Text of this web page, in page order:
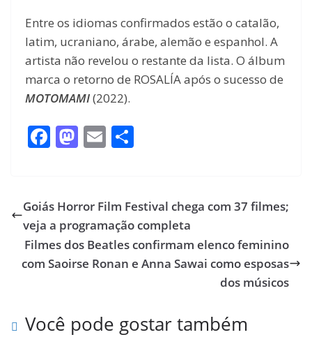
Entre os idiomas confirmados estão o catalão,
latim, ucraniano, árabe, alemão e espanhol. A
artista não revelou o restante da lista. O álbum
marca o retorno de ROSALÍA após o sucesso de
MOTOMAMI(2022).
F
ac
b
o
o
k
M
as
d
o
n
E
m
l e
Goiás Horror Film Festival chega com 37 filmes;
veja a programação completa
Filmes dos Beatles confirmam elenco feminino
com Saoirse Ronan e Anna Sawai como esposas
dos músicos
Você pode gostar também